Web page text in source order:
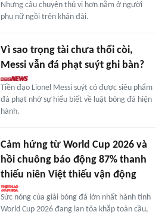
Nhưng câu chuyện thú vị hơn nằm ở người
phụ nữ ngồi trên khán đài.
Vì sao trọng tài chưa thổi còi,
Messi vẫn đá phạt suýt ghi bàn?
Tiền đạo Lionel Messi suýt có được siêu phẩm
đá phạt nhờ sự hiểu biết về luật bóng đá hiện
hành.
Cảm hứng từ World Cup 2026 và
hồi chuông báo động 87% thanh
thiếu niên Việt thiếu vận động
Sức nóng của giải bóng đá lớn nhất hành tinh
World Cup 2026 đang lan tỏa khắp toàn cầu,